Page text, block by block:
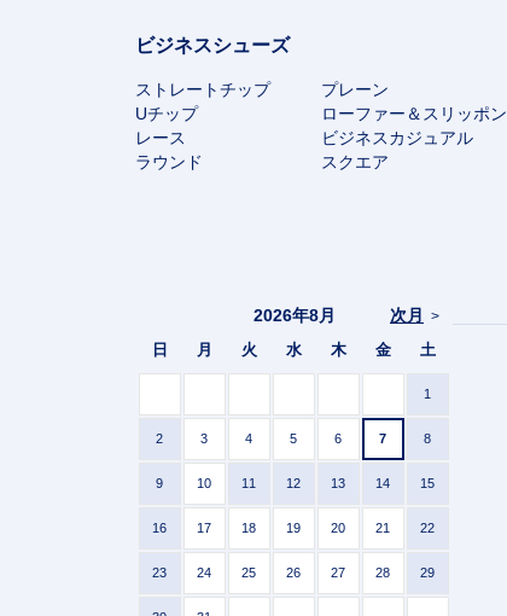
ビジネスシューズ
ストレートチップ
プレーン
Uチップ
ローファー＆スリッポン
レース
ビジネスカジュアル
ラウンド
スクエア
次月 >
2026年8月
日 月 火 水 木 金 土
1
2 3 4 5 6 7 8
9 10 11 12 13 14 15
16 17 18 19 20 21 22
23 24 25 26 27 28 29